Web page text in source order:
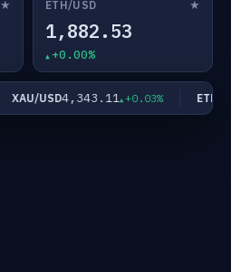
★ ETH/USD ★
1,882.53
+0.00%
XAU/USD4,343.11 +0.03% ETH/